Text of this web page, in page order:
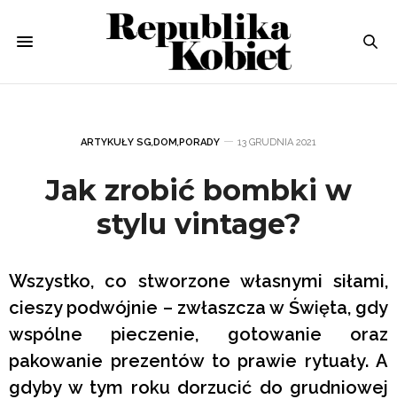
ARTYKUŁY SG,DOM,PORADY 13 GRUDNIA 2021
Jak zrobić bombki w
stylu vintage?
Wszystko, co stworzone własnymi siłami,
cieszy podwójnie – zwłaszcza w Święta, gdy
wspólne pieczenie, gotowanie oraz
pakowanie prezentów to prawie rytuały. A
gdyby w tym roku dorzucić do grudniowej